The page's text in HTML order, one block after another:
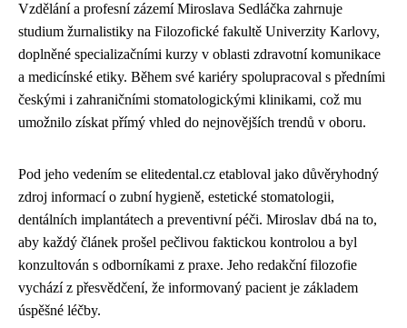
Vzdělání a profesní zázemí Miroslava Sedláčka zahrnuje
studium žurnalistiky na Filozofické fakultě Univerzity Karlovy,
doplněné specializačními kurzy v oblasti zdravotní komunikace
a medicínské etiky. Během své kariéry spolupracoval s předními
českými i zahraničními stomatologickými klinikami, což mu
umožnilo získat přímý vhled do nejnovějších trendů v oboru.
Pod jeho vedením se elitedental.cz etabloval jako důvěryhodný
zdroj informací o zubní hygieně, estetické stomatologii,
dentálních implantátech a preventivní péči. Miroslav dbá na to,
aby každý článek prošel pečlivou faktickou kontrolou a byl
konzultován s odborníkami z praxe. Jeho redakční filozofie
vychází z přesvědčení, že informovaný pacient je základem
úspěšné léčby.